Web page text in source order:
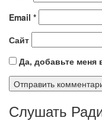
Email *
Сайт
Да, добавьте меня
Слушать